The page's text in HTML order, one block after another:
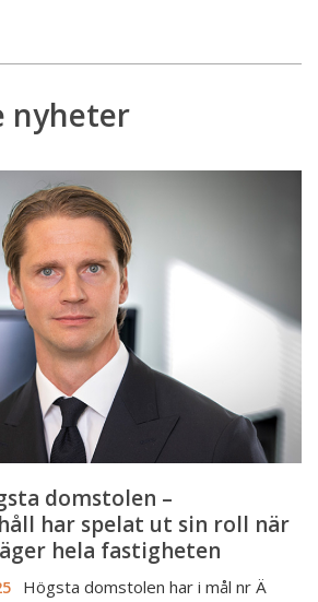
nyheter
domstolen –
har spelat ut sin roll när
hela fastigheten
Högsta domstolen har i mål nr Ä